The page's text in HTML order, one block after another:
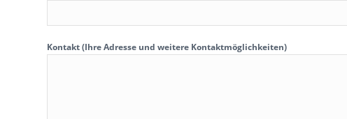
Kontakt (Ihre Adresse und weitere Kontaktmöglichkeiten)